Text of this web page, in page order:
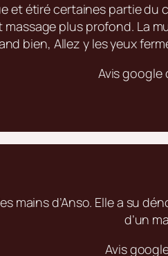
et étiré certaines partie
plus profond. La
bien, Allez y les yeux
Avis google
mains d’Anso. Elle a su
d’un
Avis